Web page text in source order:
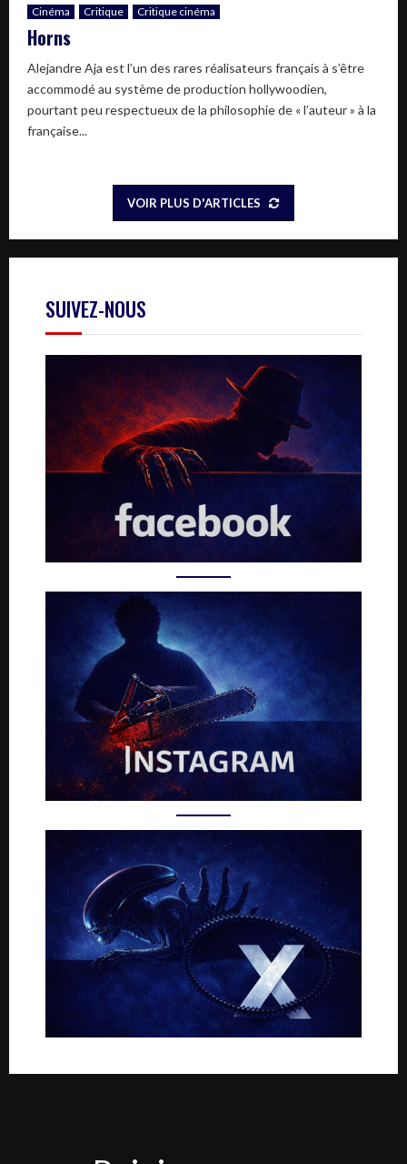
Cinéma Critique Critique cinéma
Horns
Alejandre Aja est l’un des rares réalisateurs français à s’être
accommodé au système de production hollywoodien,
pourtant peu respectueux de la philosophie de « l’auteur » à la
française...
VOIR PLUS D'ARTICLES
SUIVEZ-NOUS